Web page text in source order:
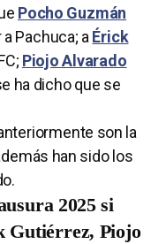
Pocho Guzmán
Pachuca; aÉrick
Piojo Alvarado
ha dicho que se
son la
han sido los
2025 si
Gutiérrez, Piojo